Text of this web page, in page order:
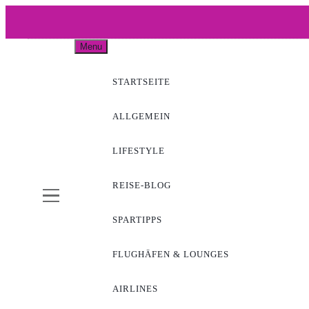
Menu
STARTSEITE
ALLGEMEIN
LIFESTYLE
REISE-BLOG
SPARTIPPS
FLUGHÄFEN & LOUNGES
AIRLINES